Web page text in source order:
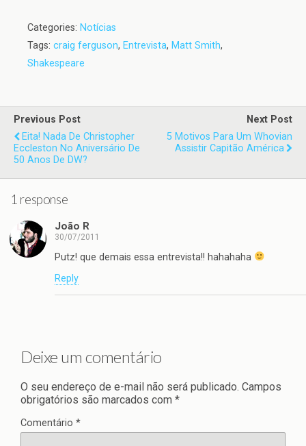
Categories: Notícias
Tags: craig ferguson, Entrevista, Matt Smith,
Shakespeare
Previous Post
Eita! Nada De Christopher
Eccleston No Aniversário De
50 Anos De DW?
Next Post
5 Motivos Para Um Whovian
Assistir Capitão América
1 response
João R
30/07/2011
Putz! que demais essa entrevista!! hahahaha
Reply
Deixe um comentário
O seu endereço de e-mail não será publicado. Campos
obrigatórios são marcados com *
Comentário *